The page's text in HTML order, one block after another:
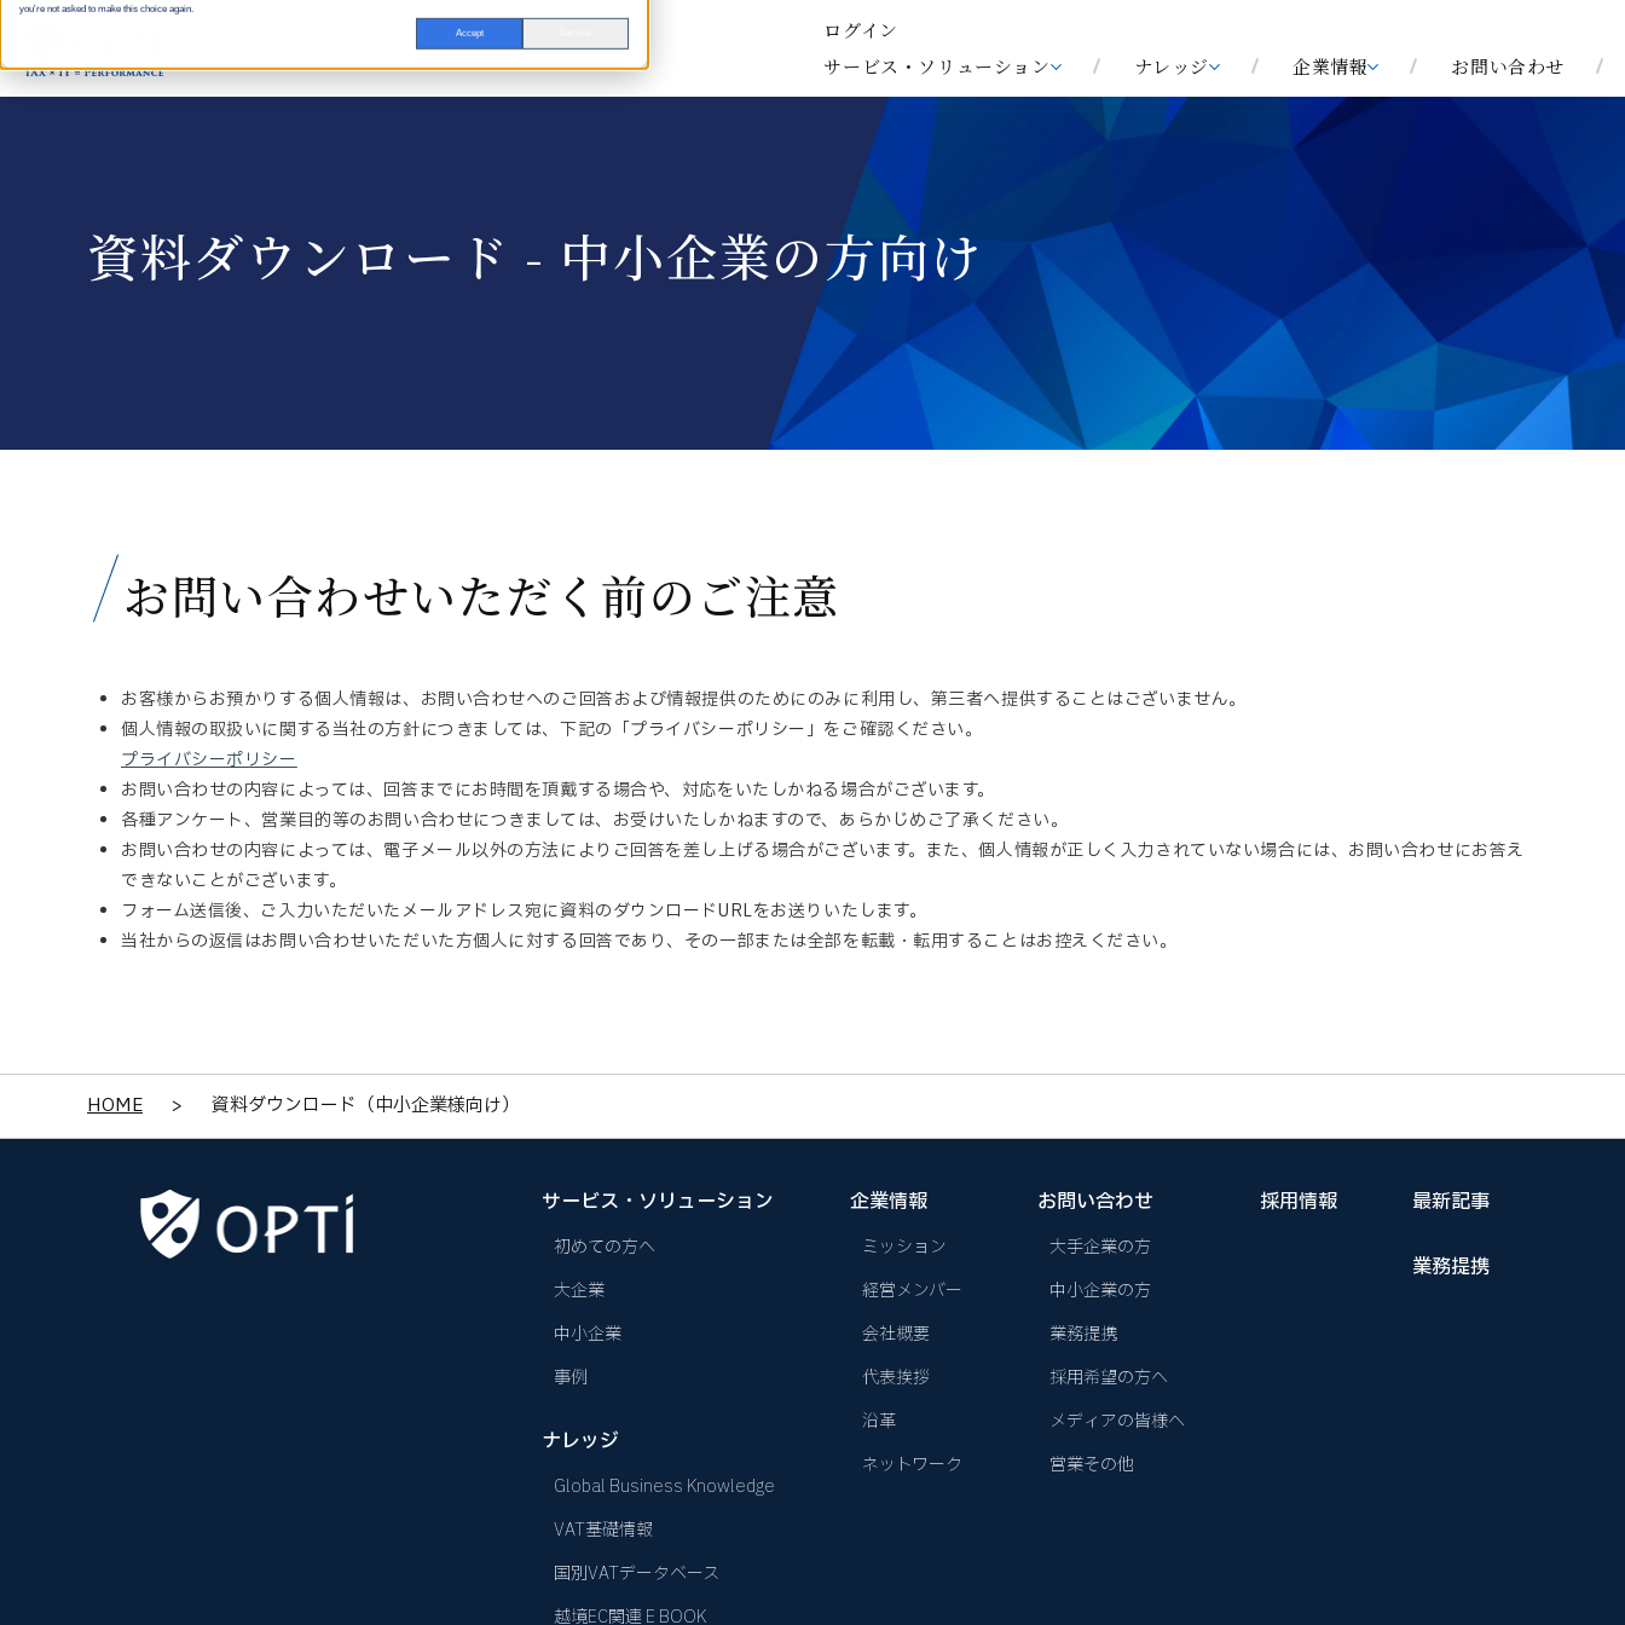
you're not asked to make this choice again.
Accept
サービス・ソリューション ナレッジ 企業情報 お問い合わせ
ログイン
資料ダウンロード - 中小企業の方向け
お問い合わせいただく前のご注意
お客様からお預かりする個人情報は、お問い合わせへのご回答および情報提供のためにのみに利用し、第三者へ提供することはございません。
個人情報の取扱いに関する当社の方針につきましては、下記の「プライバシーポリシー」をご確認ください。
プライバシーポリシー
お問い合わせの内容によっては、回答までにお時間を頂戴する場合や、対応をいたしかねる場合がございます。
各種アンケート、営業目的等のお問い合わせにつきましては、お受けいたしかねますので、あらかじめご了承ください。
お問い合わせの内容によっては、電子メール以外の方法によりご回答を差し上げる場合がございます。また、個人情報が正しく入力されていない場合には、お問い合わせにお答え
できないことがございます。
フォーム送信後、ご入力いただいたメールアドレス宛に資料のダウンロードURLをお送りいたします。
当社からの返信はお問い合わせいただいた方個人に対する回答であり、その一部または全部を転載・転用することはお控えください。
HOME > 資料ダウンロード（中小企業様向け）
サービス・ソリューション
初めての方へ
大企業
中小企業
事例
ナレッジ
Global Business Knowledge
VAT基礎情報
国別VATデータベース
越境EC関連 E BOOK
企業情報
ミッション
経営メンバー
会社概要
代表挨拶
沿革
ネットワーク
お問い合わせ
大手企業の方
中小企業の方
業務提携
採用希望の方へ
メディアの皆様へ
営業その他
採用情報 最新記事
業務提携